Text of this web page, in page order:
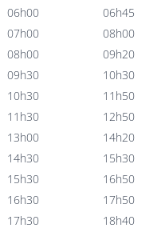
06h00
06h45
07h00
08h00
08h00
09h20
09h30
10h30
10h30
11h50
11h30
12h50
13h00
14h20
14h30
15h30
15h30
16h50
16h30
17h50
17h30
18h40